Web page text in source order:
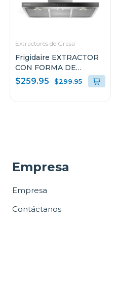
Extractores de Grasa
Frigidaire EXTRACTOR
CON FORMA DE
CAMPANA DE 36" PARA
PARED L904EXI
$259.95 $299.95
Empresa
Empresa
Contáctanos